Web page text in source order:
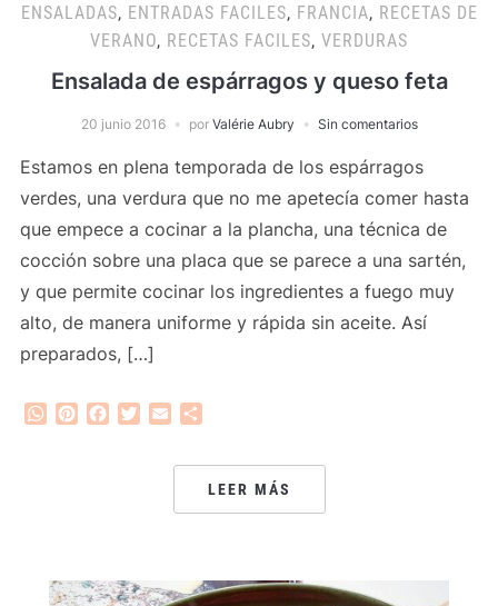
ENSALADAS, ENTRADAS FACILES, FRANCIA, RECETAS DE
VERANO, RECETAS FACILES, VERDURAS
Ensalada de espárragos y queso feta
20 junio 2016 por Valérie Aubry Sin comentarios
Estamos en plena temporada de los espárragos
verdes, una verdura que no me apetecía comer hasta
que empece a cocinar a la plancha, una técnica de
cocción sobre una placa que se parece a una sartén,
y que permite cocinar los ingredientes a fuego muy
alto, de manera uniforme y rápida sin aceite. Así
preparados, […]
WhatsApp
PinterestFacebook
Twitter
Email
LEER MÁS